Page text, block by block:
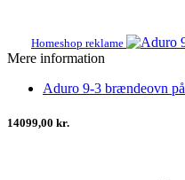
Homeshop reklame
Mere information
Aduro 9-3 brændeovn
14099,00 kr.